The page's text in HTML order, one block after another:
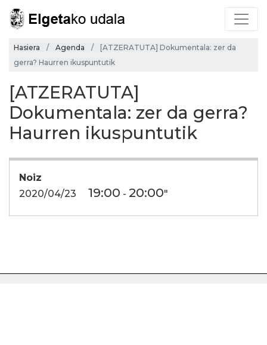
Hasiera Agenda
[ATZERATUTA] Dokumentala: zer da
gerra? Haurren ikuspuntutik
[ATZERATUTA]
Dokumentala: zer da gerra?
Haurren ikuspuntutik
Noiz
2020/04/23
19:00 - 20:00"